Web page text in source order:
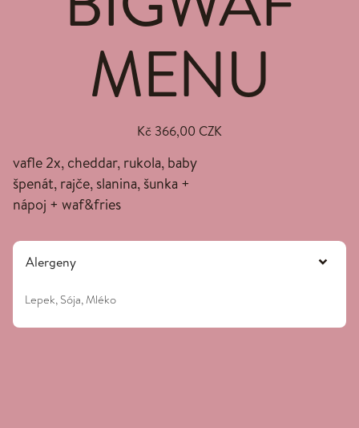
MENU
Kč 366,00 CZK
vafle 2x, cheddar, rukola, baby
špenát, rajče, slanina, šunka +
nápoj + waf&fries
Alergeny
Lepek, Sója, Mléko